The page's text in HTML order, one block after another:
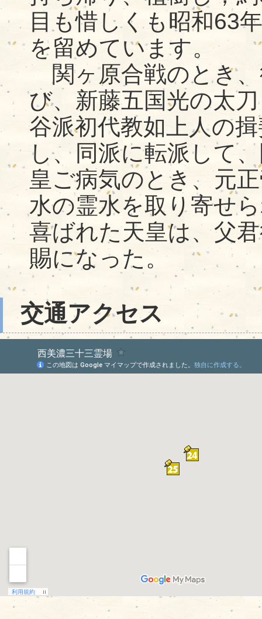
目も惜しくも昭和63
を留めています。
関ヶ原合戦のとき、
び、新藤五国光の太
谷派初代教如上人の
し、同派に転派して
皇ご病気のとき、元
水の霊水を取り寄せ
喜ばれた天皇は、父
賜になった。
交通アクセス